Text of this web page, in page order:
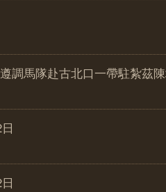
調馬隊赴古北口一帶駐紮茲